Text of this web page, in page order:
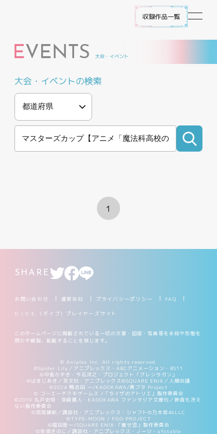
収録作品一覧
作品ラインナップ
NEWS
ビルディバイド -ブライト- とは
エラッタ
商品情報
カード検索・デッキ構築
おすすめデッキ
取扱店舗一覧
EVENTS 大会・イベント
大会・イベントの検索
1
SHARE
お問い合わせ 運営会社 プライバシーポリシー FAQ
D.I.V.E.（ダイブ）プレイヤーズサイト
このホームページに掲載されている一切の文章・図版・写真等を手段や形態を
問わず複製、転載することを禁じます。
© Aniplex Inc. All rights reserved.
©Spider Lily／アニプレックス・ABCアニメーション・BS11
©中島かずき・今石洋之・プロジェクト「グレンラガン」
©はまじあき／芳文社・アニプレックス©SQUARE ENIX／人類会議
©2024 鴨志田 一/KADOKAWA/青ブタ Project
© コーエーテクモゲームス /「ライザのアトリエ」製作委員会
©2019 丸戸史明・深崎暮人・KADOKAWA ファンタジア文庫刊／映画も冴え
ない製作委員会
©西尾維新／講談社・アニプレックス・シャフト©乃木坂46LLC
©TYPE-MOON / FGO PROJECT
©福田晋一/SQUARE ENIX·「着せ恋」製作委員会
©奈須きのこ／講談社・アニプレックス・ノーツ・ufotable